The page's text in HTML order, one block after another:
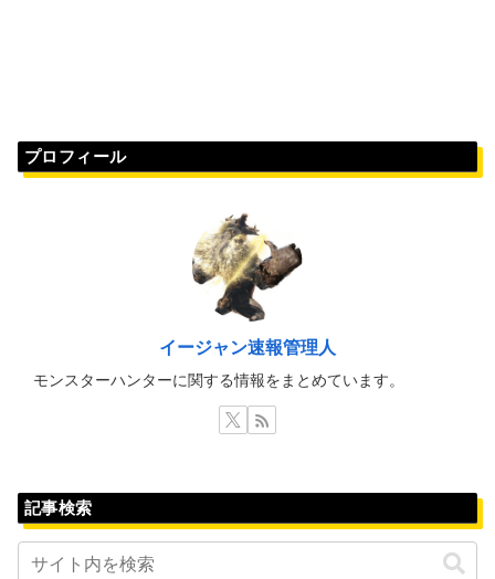
プロフィール
イージャン速報管理人
モンスターハンターに関する情報をまとめています。
記事検索